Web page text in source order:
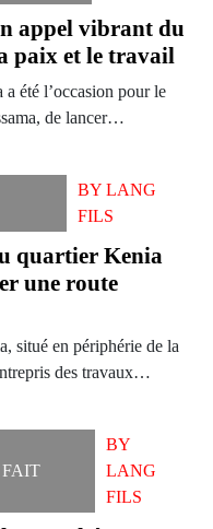
appel vibrant du
paix et le travail
été l’occasion pour le
de lancer…
BYLANG
FILS
quartier Kenia
une route
situé en périphérie de la
des travaux…
FAIT
BY
LANG
FILS